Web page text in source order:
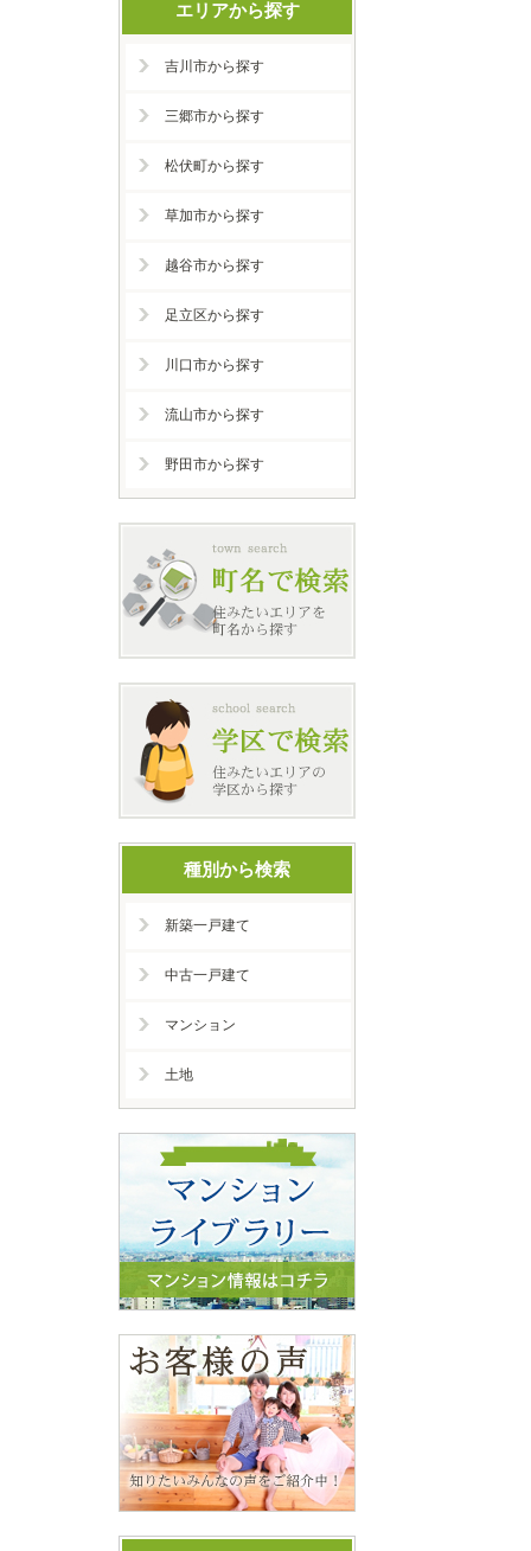
エリアから探す
吉川市から探す
三郷市から探す
松伏町から探す
草加市から探す
越谷市から探す
足立区から探す
川口市から探す
流山市から探す
野田市から探す
種別から検索
新築一戸建て
中古一戸建て
マンション
土地